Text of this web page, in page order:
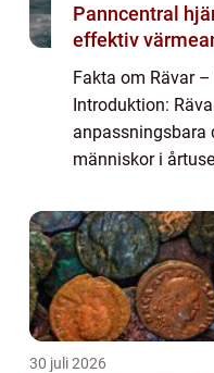
Panncentral hjärtat i en trygg och
effektiv
Fakta om Rävar
Introduktion:
anpassningsbara
människor i
rävar – deras
30 juli 2026